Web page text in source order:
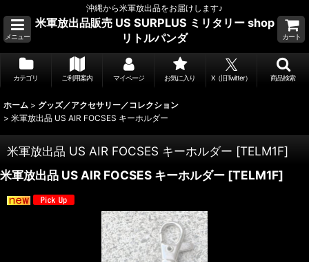
沖縄から米軍放出品をお届けします♪
メニュー
米軍放出品販売 US SURPLUS ミリタリー shop
リトルパンダ
カート
カテゴリ ご利用案内 マイページ お気に入り X（旧Twitter） 商品検索
ホーム > グッズ／アクセサリー／コレクション
> 米軍放出品 US AIR FOCSES キーホルダー
米軍放出品 US AIR FOCSES キーホルダー [TELM1F]
米軍放出品 US AIR FOCSES キーホルダー [TELM1F]